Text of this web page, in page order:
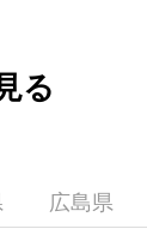
る
広島県